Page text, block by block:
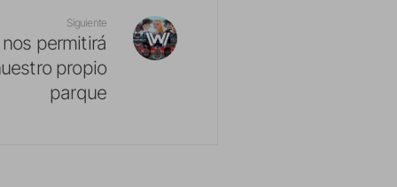
Siguiente
permitirá
propio
parque